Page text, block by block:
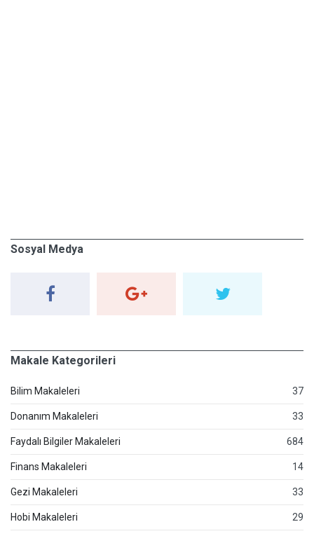
Sosyal Medya
Makale Kategorileri
Bilim Makaleleri 37
Donanım Makaleleri 33
Faydalı Bilgiler Makaleleri 684
Finans Makaleleri 14
Gezi Makaleleri 33
Hobi Makaleleri 29